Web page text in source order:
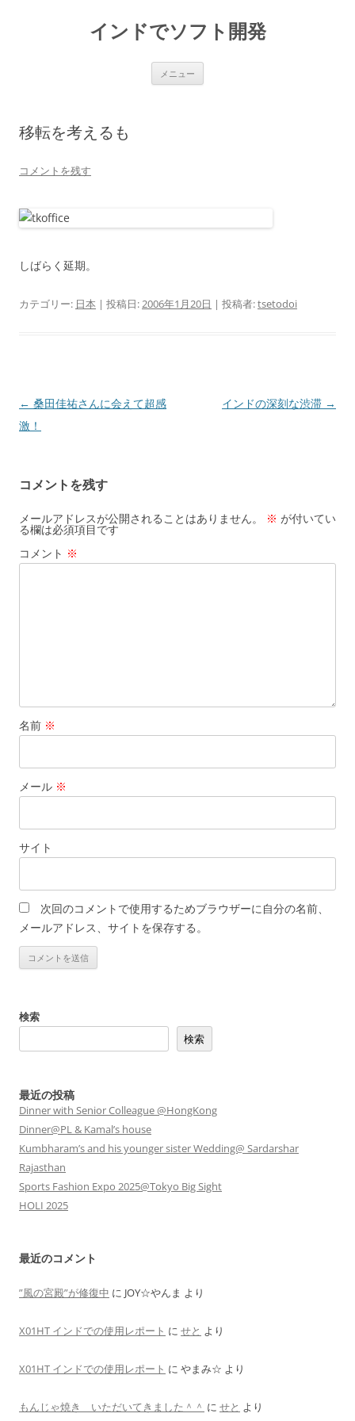
インドでソフト開発
メニュー
移転を考えるも
コメントを残す
しばらく延期。
カテゴリー: 日本 | 投稿日:2006年1月20日 | 投稿者:tsetodoi
投
稿
ゲ
ー
シ
ョ
← 桑田佳祐さんに会えて超感
激！
インドの深刻な渋滞 →
コメントを残す
メールアドレスが公開されることはありません。 ※ が付いてい
る欄は必須項目です
コメント ※
名前 ※
メール ※
サイト
次回のコメントで使用するためブラウザーに自分の名前、
メールアドレス、サイトを保存する。
検索
検索
最近の投稿
Dinner with Senior Colleague @HongKong
Dinner@PL & Kamal’s house
Kumbharam’s and his younger sister Wedding@ Sardarshar
Rajasthan
Sports Fashion Expo 2025@Tokyo Big Sight
HOLI 2025
最近のコメント
”風の宮殿”が修復中 に JOY☆やんま より
X01HT インドでの使用レポート に せと より
X01HT インドでの使用レポート に やまみ☆ より
もんじゃ焼き いただいてきました＾＾ に せと より